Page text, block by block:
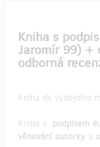
Kniha s
Jaromír 99) +
odborná
Kniha do výdejního
Kniha s podpisem
věnování autorky a